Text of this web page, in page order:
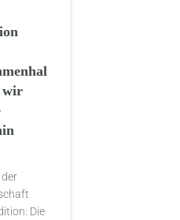
wir
der
Die